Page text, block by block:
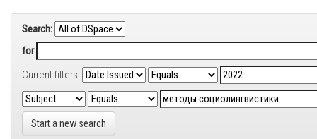
Search:
for
Current filters:
Start a new search